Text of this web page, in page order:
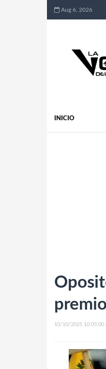
Aug 6, 2026
INICIO
10/10/2025 10:05:00